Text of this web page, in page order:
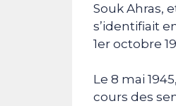
Souk Ahras,
s’identifiait
1er octobre
Le 8 mai
cours des